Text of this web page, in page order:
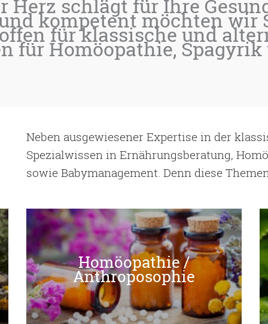
Herz schlägt für Ihre
kompetent möchten wir
für klassische und
für Homöopathie,
Neben ausgewiesener Expertise in der
Spezialwissen in Ernährungsberatung,
sowie Babymanagement. Denn diese
Homöopathie /
Anthroposophie
Homöopathie /
Anthroposophie